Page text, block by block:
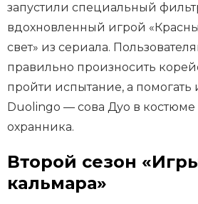
запустили специальный
вдохновленный игрой
свет» из сериала.
правильно произносить
пройти испытание, а помогать
Duolingo — сова Дуо в костюме
охранника.
Второй сезон
кальмара»